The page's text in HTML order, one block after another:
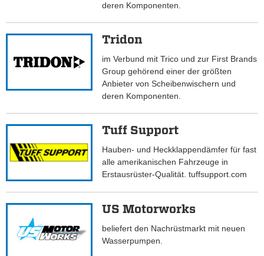
deren Komponenten.
Tridon
im Verbund mit Trico und zur First Brands
Group gehörend einer der größten
Anbieter von Scheibenwischern und
deren Komponenten.
Tuff Support
Hauben- und Heckklappendämfer für fast
alle amerikanischen Fahrzeuge in
Erstausrüster-Qualität. tuffsupport.com
US Motorworks
beliefert den Nachrüstmarkt mit neuen
Wasserpumpen.